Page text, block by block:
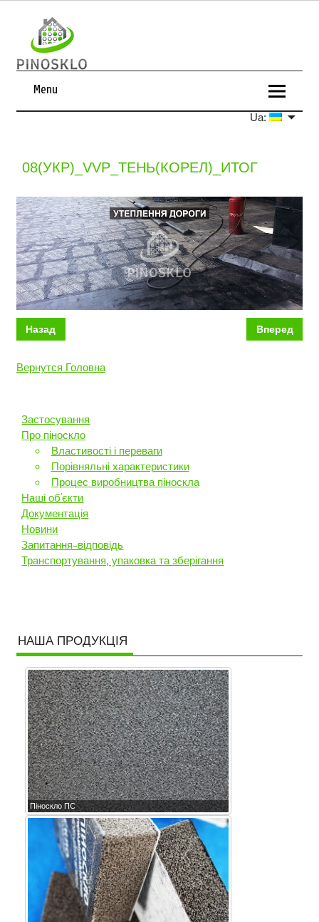
Menu
Ua:
08(УКР)_VVP_ТЕНЬ(КОРЕЛ)_ИТОГ
Назад Вперед
Вернутся Головна
Застосування
Про піноскло
Властивості і переваги
Порівняльні характеристики
Процес виробництва піноскла
Наші об’єкти
Документація
Новини
Запитання-відповідь
Транспортування, упаковка та зберігання
НАША ПРОДУКЦІЯ
Піноскло ПС